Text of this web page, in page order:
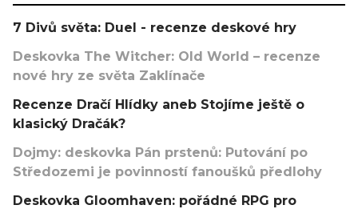
7 Divů světa: Duel - recenze deskové hry
Deskovka The Witcher: Old World – recenze
nové hry ze světa Zaklínače
Recenze Dračí Hlídky aneb Stojíme ještě o
klasický Dračák?
Dojmy: deskovka Pán prstenů: Putování po
Středozemi je povinností fanoušků předlohy
Deskovka Gloomhaven: pořádné RPG pro